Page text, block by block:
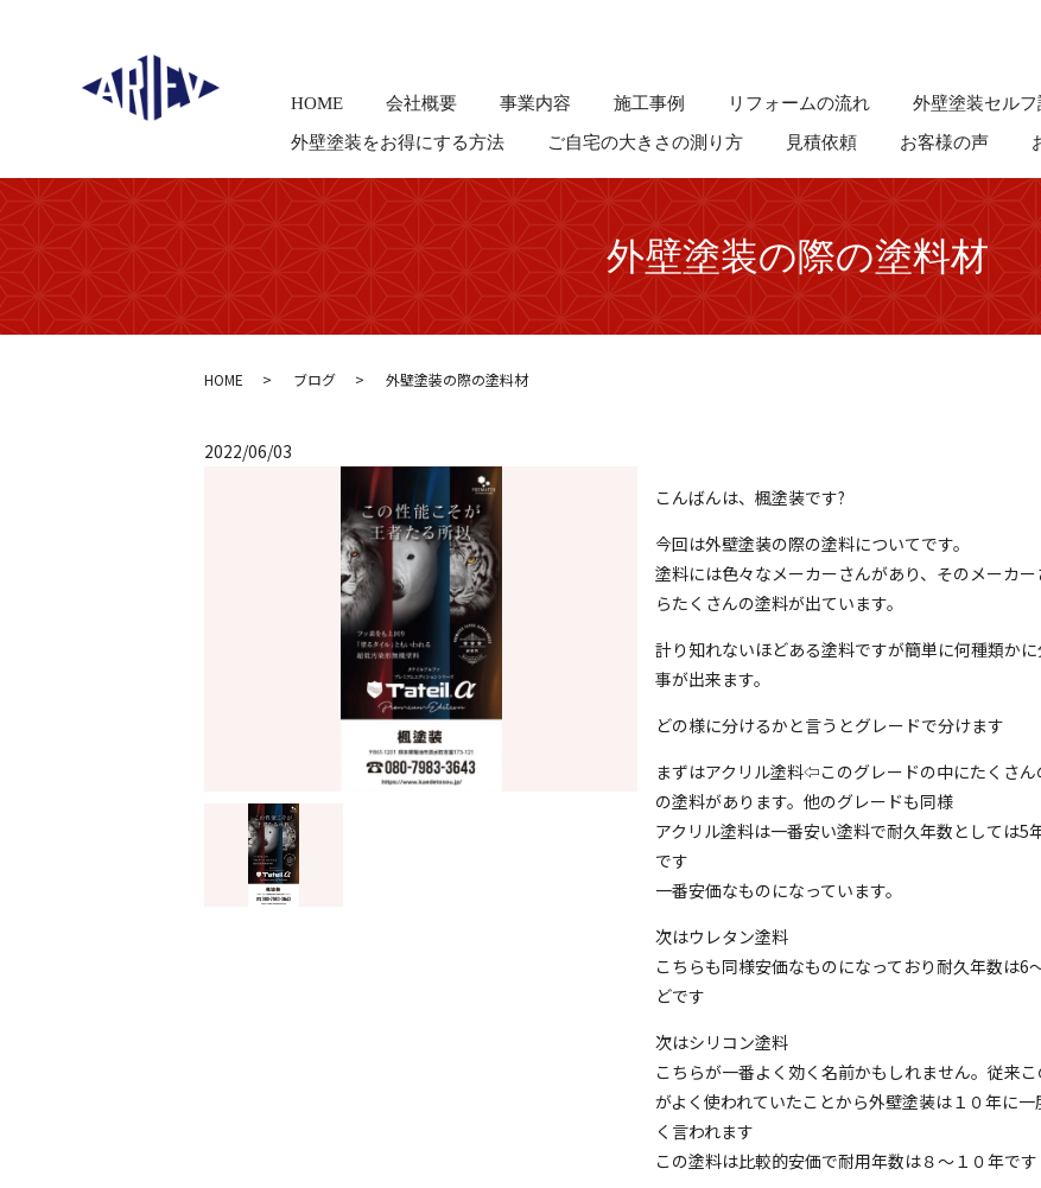
HOME 会社概要 事業内容 施工事例 リフォームの流れ 外壁塗装セル
外壁塗装をお得にする方法 ご自宅の大きさの測り方 見積依頼 お客様の声
外壁塗装の際の塗料材
HOME ブログ 外壁塗装の際の塗料材
2022/06/03
こんばんは、楓塗装です?
今回は外壁塗装の際の塗料についてです。
塗料には色々なメーカーさんがあり、そのメーカー
らたくさんの塗料が出ています。
計り知れないほどある塗料ですが簡単に何種類かに
事が出来ます。
どの様に分けるかと言うとグレードで分けます
まずはアクリル塗料⇦このグレードの中にたくさん
の塗料があります。他のグレードも同様
アクリル塗料は一番安い塗料で耐久年数としては5
です
一番安価なものになっています。
次はウレタン塗料
こちらも同様安価なものになっており耐久年数は6
どです
次はシリコン塗料
こちらが一番よく効く名前かもしれません。従来
がよく使われていたことから外壁塗装は１０年に一
く言われます
この塗料は比較的安価で耐用年数は８〜１０年です